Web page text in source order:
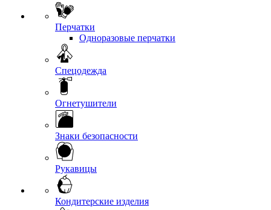
Перчатки
Одноразовые перчатки
Спецодежда
Огнетушители
Знаки безопасности
Рукавицы
Кондитерские изделия